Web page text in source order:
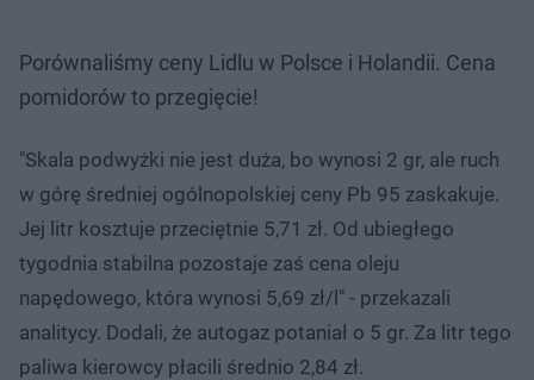
Porównaliśmy ceny Lidlu w Polsce i Holandii. Cena
pomidorów to przegięcie!
"Skala podwyżki nie jest duża, bo wynosi 2 gr, ale ruch
w górę średniej ogólnopolskiej ceny Pb 95 zaskakuje.
Jej litr kosztuje przeciętnie 5,71 zł. Od ubiegłego
tygodnia stabilna pozostaje zaś cena oleju
napędowego, która wynosi 5,69 zł/l" - przekazali
analitycy. Dodali, że autogaz potaniał o 5 gr. Za litr tego
paliwa kierowcy płacili średnio 2,84 zł.